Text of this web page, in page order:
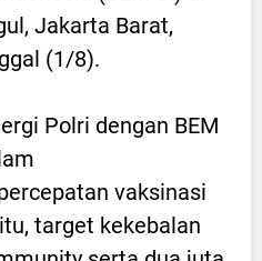
Jakarta Barat,
(1/8).
Polri dengan BEM
vaksinasi
target kekebalan